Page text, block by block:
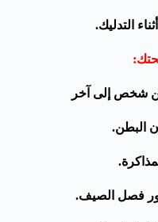
التدليك.
شخص إلى آخر
البطن.
.
فصل الصيف.